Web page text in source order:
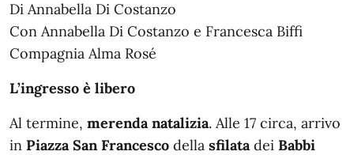
Di Annabella Di Costanzo
Con Annabella Di Costanzo e Francesca Biffi
Compagnia Alma Rosé
L’ingresso è libero
Al termine, merenda natalizia. Alle 17 circa, arrivo
in Piazza San Francesco della sfilatadei Babbi